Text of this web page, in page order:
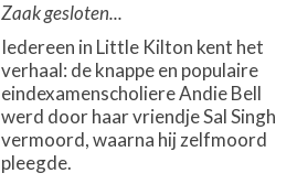
Zaak gesloten...
Iedereen in Little Kilton kent het
verhaal: de knappe en populaire
eindexamenscholiere Andie Bell
werd door haar vriendje Sal Singh
vermoord, waarna hij zelfmoord
pleegde.